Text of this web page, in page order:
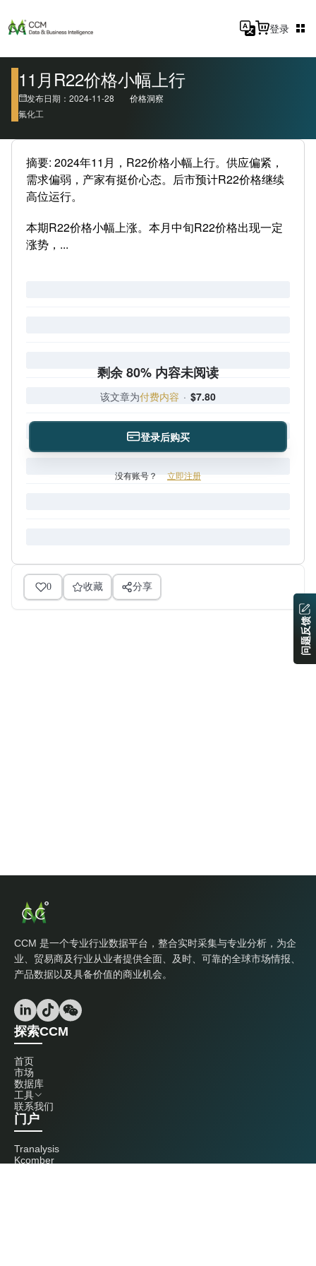
登录
11月R22价格小幅上行
发布日期：2024-11-28
价格洞察
氟化工
摘要: 2024年11月，R22价格小幅上行。供应偏紧，
需求偏弱，产家有挺价心态。后市预计R22价格继续
高位运行。
本期R22价格小幅上涨。本月中旬R22价格出现一定
涨势，...
剩余 80% 内容未阅读
该文章为付费内容 · $7.80
登录后购买
没有账号？ 立即注册
0 收藏 分享
CCM 是一个专业行业数据平台，整合实时采集与专业分析，为企
业、贸易商及行业从业者提供全面、及时、可靠的全球市场情报、
产品数据以及具备价值的商业机会。
探索CCM
首页
市场
数据库
工具
联系我们
门户
Tranalysis
Kcomber
问题反馈